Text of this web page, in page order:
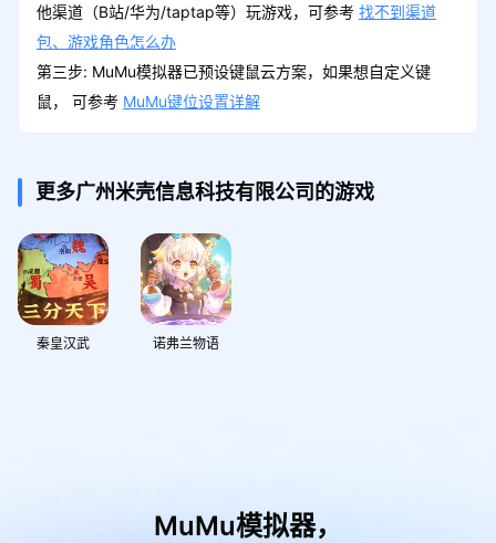
他渠道（B站/华为/taptap等）玩游戏，可参考 找不到渠道
包、游戏角色怎么办
第三步: MuMu模拟器已预设键鼠云方案，如果想自定义键
鼠， 可参考 MuMu键位设置详解
更多广州米壳信息科技有限公司的游戏
秦皇汉武 诺弗兰物语
MuMu模拟器，